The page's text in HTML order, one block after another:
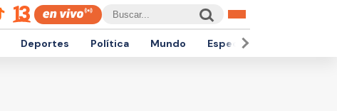
Deportes Política Mundo Espectáculos